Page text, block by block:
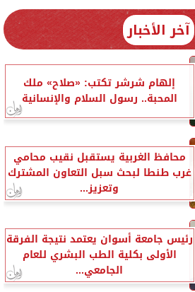
آخر الأخبار
إلهام شرشر تكتب: «صلاح» ملك
المحبة.. رسول السلام والإنسانية
محافظ الغربية يستقبل نقيب محامي
غرب طنطا لبحث سبل التعاون المشترك
وتعزيز...
رئيس جامعة أسوان يعتمد نتيجة الفرقة
الأولى بكلية الطب البشري للعام
الجامعي...